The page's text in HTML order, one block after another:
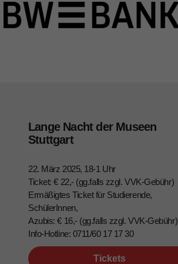
Lange Nacht der Museen
Stuttgart
22. März 2025, 18-1 Uhr
Ticket: € 22,- (gg.falls zzgl. VVK-Gebühr)
Ermäßigtes Ticket für Studierende,
SchülerInnen,
Azubis: € 16,- (gg.falls zzgl. VVK-Gebühr)
Info-Hotline: 0711/60 17 17 30
Tickets